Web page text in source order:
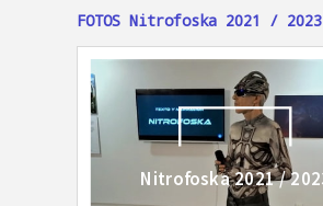
FOTOS Nitrofoska 2021 / 2023